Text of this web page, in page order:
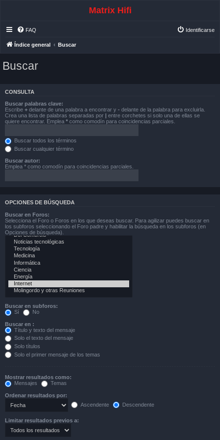
Matrix Hifi
FAQ Identificarse
Índice general Buscar
Buscar
CONSULTA
Buscar palabras clave:
Escribe + delante de una palabra a encontrar y - delante de la palabra para excluirla.
Crea una lista de palabras separadas por | entre corchetes si solo una de ellas se
quiere encontrar. Emplea * como comodín para coincidencias parciales.
Buscar todos los términos
Buscar cualquier término
Buscar autor:
Emplea * como comodín para coincidencias parciales.
OPCIONES DE BÚSQUEDA
Buscar en Foros:
Selecciona el Foro o Foros en los que deseas buscar. Para agilizar puedes buscar en
los subforos seleccionando el Foro padre y habilitar la búsqueda en los subforos (en
Opciones de búsqueda).
Buscar en subforos:
Sí
No
Buscar en :
Título y texto del mensaje
Solo el texto del mensaje
Solo títulos
Solo el primer mensaje de los temas
Mostrar resultados como:
Mensajes
Temas
Ordenar resultados por:
Ascendente
Descendente
Limitar resultados previos a: